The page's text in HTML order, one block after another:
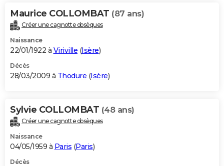
Maurice COLLOMBAT (87 ans)
Créer une cagnotte obsèques
Naissance
22/01/1922 à Viriville (Isère)
Décès
28/03/2009 à Thodure (Isère)
Sylvie COLLOMBAT (48 ans)
Créer une cagnotte obsèques
Naissance
04/05/1959 à Paris (Paris)
Décès